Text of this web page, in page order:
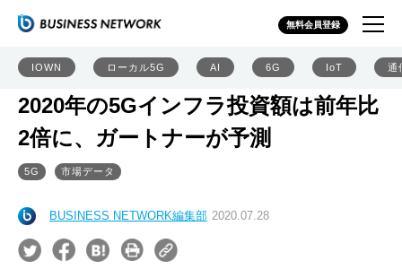
無料会員登録
IOWN ローカル5G AI 6G IoT 通
2020年の5Gインフラ投資額は前年比
2倍に、ガートナーが予測
5G 市場データ
BUSINESS NETWORK編集部 2020.07.28